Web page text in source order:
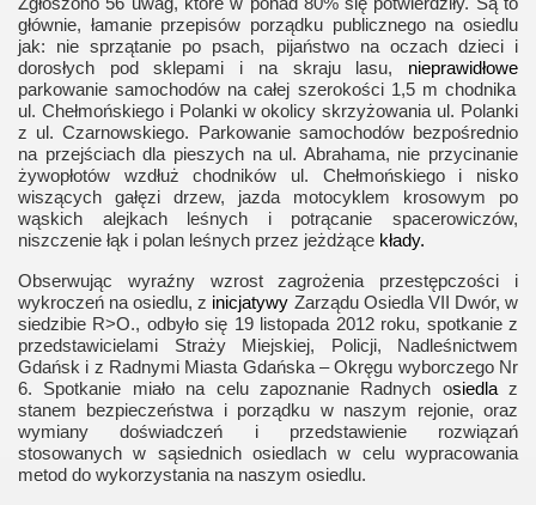
Zgłoszono 56 uwag, które w ponad 80% się potwierdziły. Są to
głównie, łamanie przepisów porządku publicznego na osiedlu
jak: nie sprzątanie po psach, pijaństwo na oczach dzieci i
dorosłych pod sklepami i na skraju lasu, nieprawidłowe
parkowanie samochodów na całej szerokości 1,5 m chodnika
ul. Chełmońskiego i Polanki w okolicy skrzyżowania ul. Polanki
z ul. Czarnowskiego. Parkowanie samochodów bezpośrednio
na przejściach dla pieszych na ul. Abrahama, nie przycinanie
żywopłotów wzdłuż chodników ul. Chełmońskiego i nisko
wiszących gałęzi drzew, jazda motocyklem krosowym po
wąskich alejkach leśnych i potrącanie spacerowiczów,
niszczenie łąk i polan leśnych przez jeżdżące kłady.
Obserwując wyraźny wzrost zagrożenia przestępczości i
wykroczeń na osiedlu, z inicjatywy Zarządu Osiedla VII Dwór, w
siedzibie R>O., odbyło się 19 listopada 2012 roku, spotkanie z
przedstawicielami Straży Miejskiej, Policji, Nadleśnictwem
Gdańsk i z Radnymi Miasta Gdańska – Okręgu wyborczego Nr
6. Spotkanie miało na celu zapoznanie Radnych osiedlaz
stanem bezpieczeństwa i porządku w naszym rejonie, oraz
wymiany doświadczeń i przedstawienie rozwiązań
stosowanych w sąsiednich osiedlach w celu wypracowania
metod do wykorzystania na naszym osiedlu.